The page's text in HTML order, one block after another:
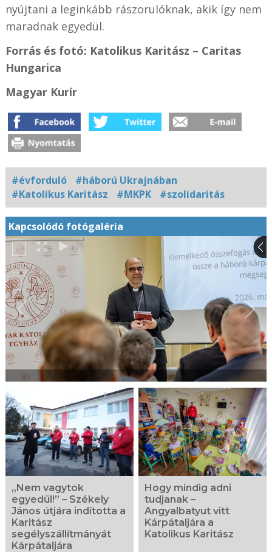
nyújtani a leginkább rászorulóknak, akik így nem
maradnak egyedül.
Forrás és fotó: Katolikus Karitász – Caritas
Hungarica
Magyar Kurír
#évforduló
#háború Ukrajnában
#Katolikus Karitász
#MKPK #szolidaritás
Kapcsolódó fotógaléria
„Nem vagytok
egyedül!” – Székely
János útjára indította a
Karitász
segélyszállítmányát
Kárpátaljára
Hogy mindig adni
tudjanak –
Angyalbatyut vitt
Kárpátaljára a
Katolikus Karitász